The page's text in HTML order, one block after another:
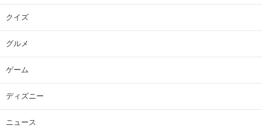
クイズ
グルメ
ゲーム
ディズニー
ニュース